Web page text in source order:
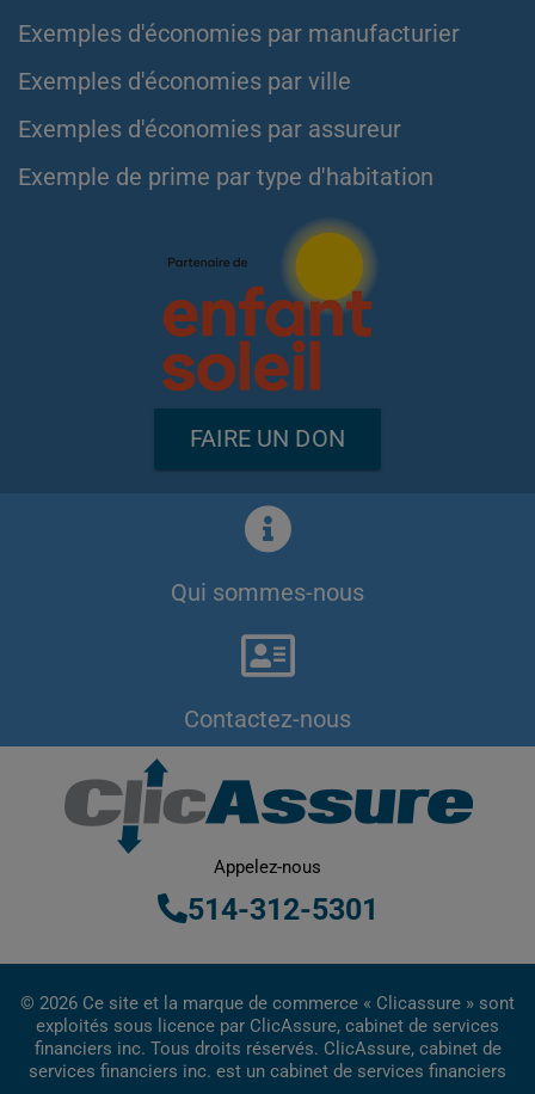
Exemples d'économies par manufacturier
Exemples d'économies par ville
Exemples d'économies par assureur
Exemple de prime par type d'habitation
FAIRE UN DON
Qui sommes-nous
Contactez-nous
Appelez-nous
514-312-5301
© 2026 Ce site et la marque de commerce « Clicassure » sont
exploités sous licence par ClicAssure, cabinet de services
financiers inc. Tous droits réservés. ClicAssure, cabinet de
services financiers inc. est un cabinet de services financiers